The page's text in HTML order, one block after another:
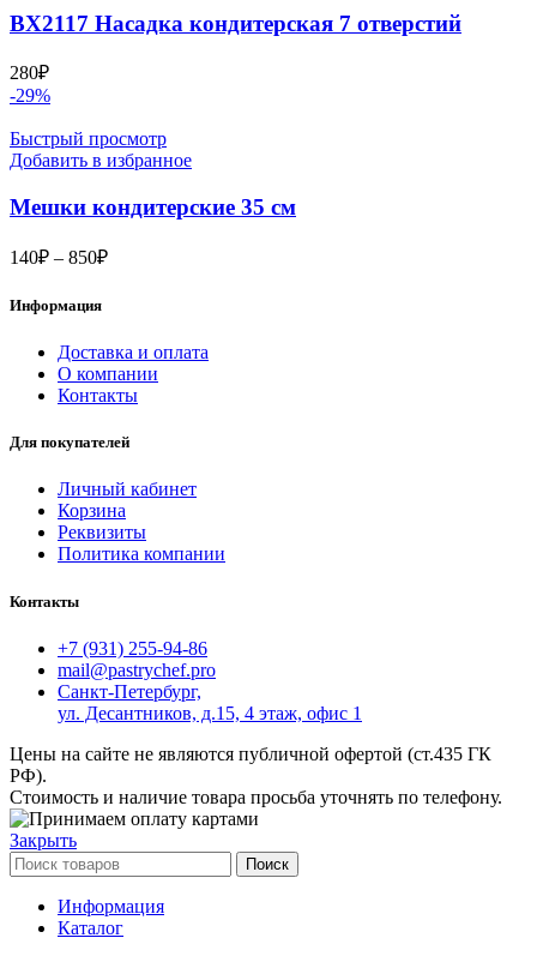
BX2117 Насадка кондитерская 7 отверстий
280₽
-29%
Быстрый просмотр
Добавить в избранное
Мешки кондитерские 35 см
140₽ – 850₽Диапазон
850₽
Информация
Доставка и оплата
О компании
Контакты
Для покупателей
Личный кабинет
Корзина
Реквизиты
Политика компании
Контакты
+7 (931) 255-94-86
mail@pastrychef.pro
Санкт-Петербург,
ул. Десантников, д.15, 4 этаж, офис 1
Цены на сайте не являются публичной офертой (ст.435 ГК
РФ).
Стоимость и наличие товара просьба уточнять по телефону.
Закрыть
Поиск
Информация
Каталог